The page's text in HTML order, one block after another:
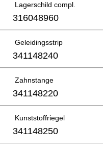
Lagerschild compl.
316048960
Geleidingsstrip
341148240
Zahnstange
341148220
Kunststoffriegel
341148250